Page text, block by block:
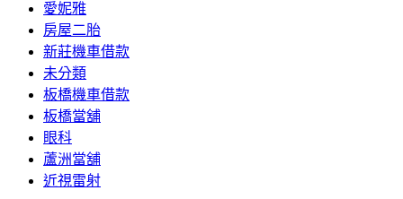
愛妮雅
房屋二胎
新莊機車借款
未分類
板橋機車借款
板橋當舖
眼科
蘆洲當舖
近視雷射